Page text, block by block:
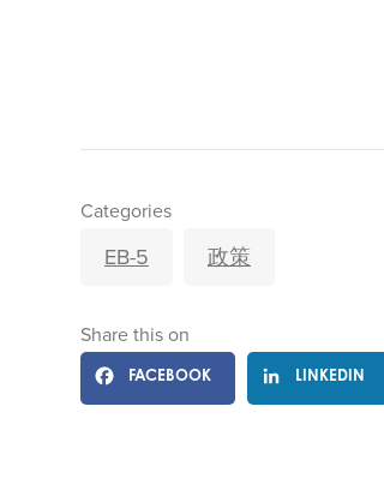
Categories
EB-5 政策
Share this on
FACEBOOK LINKEDIN